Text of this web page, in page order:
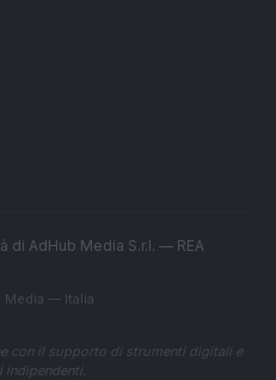
AdHub Media S.r.l. — REA
Media — Italia
con il supporto di strumenti digitali e
indipendenti.